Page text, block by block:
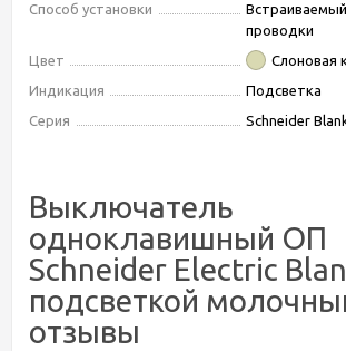
Способ установки
проводки
Цвет
Слоновая
Индикация
Подсветка
Серия
Schneider
Выключатель
одноклавишный ОП
Schneider Electric
подсветкой
отзывы